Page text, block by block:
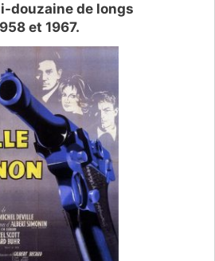
douzaine de longs
et 1967.